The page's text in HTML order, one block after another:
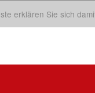
erklären Sie sich